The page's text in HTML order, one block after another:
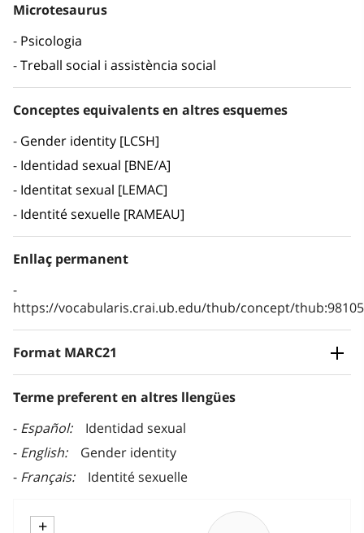
Microtesaurus
Psicologia
Treball social i assistència social
Conceptes equivalents en altres esquemes
Gender identity [LCSH]
Identidad sexual [BNE/A]
Identitat sexual [LEMAC]
Identité sexuelle [RAMEAU]
Enllaç permanent
https://vocabularis.crai.ub.edu/thub/concept/
Format MARC21
Terme preferent en altres llengües
Español
Identidad sexual
English
Gender identity
Français
Identité sexuelle
+